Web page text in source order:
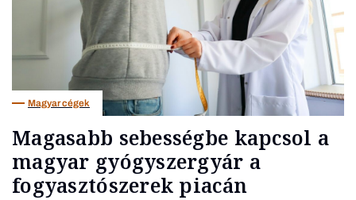
Magyar cégek
Magasabb sebességbe kapcsol a
magyar gyógyszergyár a
fogyasztószerek piacán